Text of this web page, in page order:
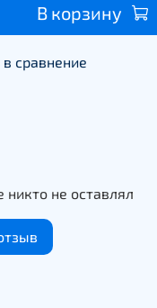
В корзину
сравнение
не оставлял